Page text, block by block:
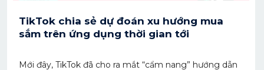
TikTok chia sẻ dự đoán xu hướng mua
sắm trên ứng dụng thời gian tới
Mới đây, TikTok đã cho ra mắt “cẩm nang” hướng dẫn